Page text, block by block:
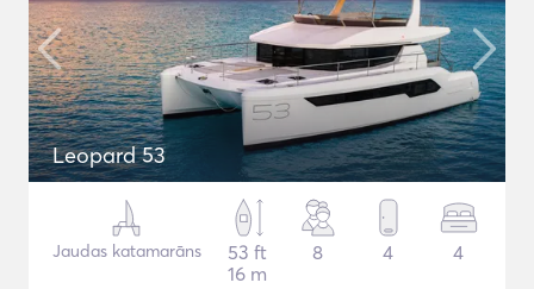
Leopard 53
Jaudas katamarāns
53 ft
16 m
8 4 4